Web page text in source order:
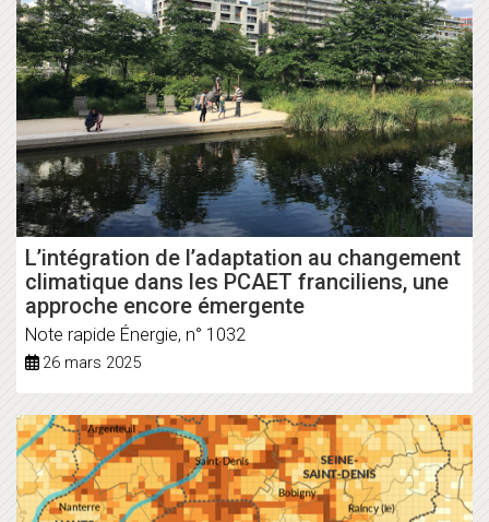
L’intégration de l’adaptation au changement
climatique dans les PCAET franciliens, une
approche encore émergente
Note rapide Énergie, n° 1032
26 mars 2025